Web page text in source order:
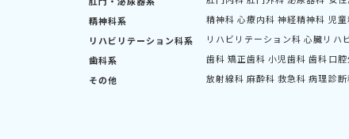
精神科系
精神科 心療内科 神経精神科 児
リハビリテーション科系
リハビリテーション科 心臓リハ
歯科系
歯科 矯正歯科 小児歯科 歯科口腔
その他
放射線科 麻酔科 救急科 病理診断